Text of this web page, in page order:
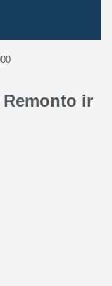
Remonto ir